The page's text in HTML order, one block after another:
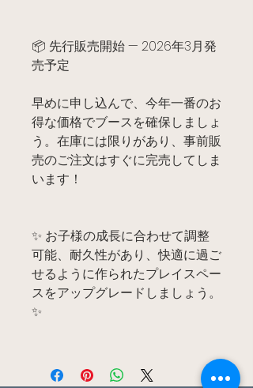
📦 先行販売開始 — 2026年3月発
売予定
早めに申し込んで、今年一番のお
得な価格でブースを確保しましょ
う。在庫には限りがあり、事前販
売のご注文はすぐに完売してしま
います！
✨ お子様の成長に合わせて調整
可能、耐久性があり、快適に過ご
せるように作られたプレイスペー
スをアップグレードしましょう。
✨